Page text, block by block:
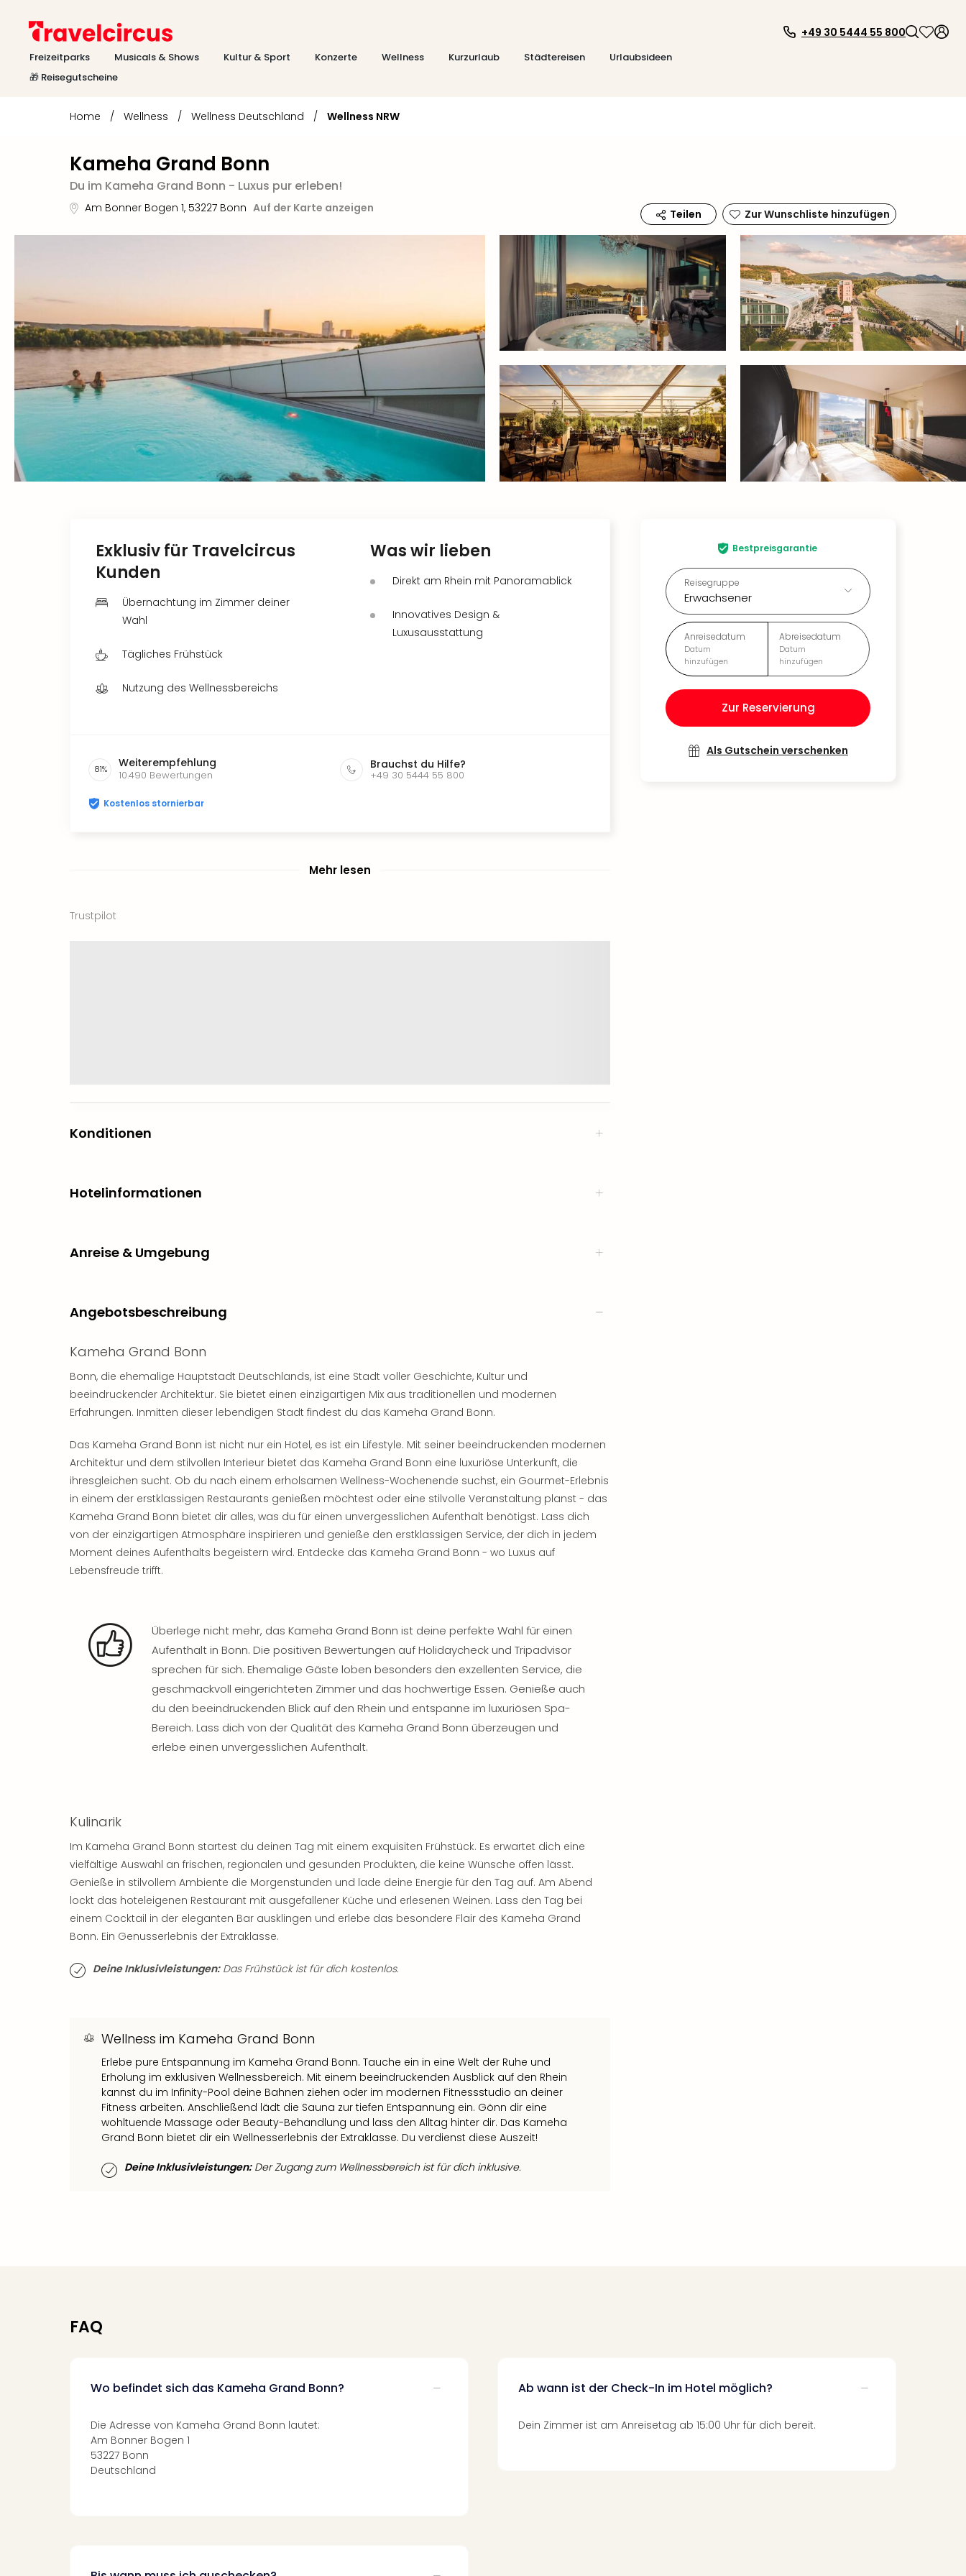
Freizeitparks Musicals & Shows Kultur & Sport Konzerte Wellness Kurzurlaub Städtereisen
Urlaubsideen
🎁 Reisegutscheine
+49 30 5444 55 800
Home / Wellness / Wellness Deutschland / Wellness NRW
Kameha Grand Bonn
Du im Kameha Grand Bonn - Luxus pur erleben!
Am Bonner Bogen 1, 53227 Bonn Auf der Karte anzeigen Teilen Zur Wunschliste hinzufügen
Bestpreisgarantie
Reisegruppe
Erwachsener
Anreisedatum
Datum
hinzufügen
Abreisedatum
Datum
hinzufügen
Zur Reservierung
Als Gutschein verschenken
Exklusiv für Travelcircus
Kunden
Übernachtung im Zimmer deiner
Wahl
Tägliches Frühstück
Nutzung des Wellnessbereichs
Was wir lieben
Direkt am Rhein mit Panoramablick
Innovatives Design &
Luxusausstattung
81% Weiterempfehlung
10.490 Bewertungen
Brauchst du Hilfe?
+49 30 5444 55 800
Kostenlos stornierbar
Mehr lesen
Trustpilot
Konditionen
Hotelinformationen
Anreise & Umgebung
Angebotsbeschreibung
Kameha Grand Bonn
Bonn, die ehemalige Hauptstadt Deutschlands, ist eine Stadt voller Geschichte, Kultur und
beeindruckender Architektur. Sie bietet einen einzigartigen Mix aus traditionellen und modernen
Erfahrungen. Inmitten dieser lebendigen Stadt findest du das Kameha Grand Bonn.
Das Kameha Grand Bonn ist nicht nur ein Hotel, es ist ein Lifestyle. Mit seiner beeindruckenden modernen
Architektur und dem stilvollen Interieur bietet das Kameha Grand Bonn eine luxuriöse Unterkunft, die
ihresgleichen sucht. Ob du nach einem erholsamen Wellness-Wochenende suchst, ein Gourmet-Erlebnis
in einem der erstklassigen Restaurants genießen möchtest oder eine stilvolle Veranstaltung planst - das
Kameha Grand Bonn bietet dir alles, was du für einen unvergesslichen Aufenthalt benötigst. Lass dich
von der einzigartigen Atmosphäre inspirieren und genieße den erstklassigen Service, der dich in jedem
Moment deines Aufenthalts begeistern wird. Entdecke das Kameha Grand Bonn - wo Luxus auf
Lebensfreude trifft.
Überlege nicht mehr, das Kameha Grand Bonn ist deine perfekte Wahl für einen
Aufenthalt in Bonn. Die positiven Bewertungen auf Holidaycheck und Tripadvisor
sprechen für sich. Ehemalige Gäste loben besonders den exzellenten Service, die
geschmackvoll eingerichteten Zimmer und das hochwertige Essen. Genieße auch
du den beeindruckenden Blick auf den Rhein und entspanne im luxuriösen Spa-
Bereich. Lass dich von der Qualität des Kameha Grand Bonn überzeugen und
erlebe einen unvergesslichen Aufenthalt.
Kulinarik
Im Kameha Grand Bonn startest du deinen Tag mit einem exquisiten Frühstück. Es erwartet dich eine
vielfältige Auswahl an frischen, regionalen und gesunden Produkten, die keine Wünsche offen lässt.
Genieße in stilvollem Ambiente die Morgenstunden und lade deine Energie für den Tag auf. Am Abend
lockt das hoteleigenen Restaurant mit ausgefallener Küche und erlesenen Weinen. Lass den Tag bei
einem Cocktail in der eleganten Bar ausklingen und erlebe das besondere Flair des Kameha Grand
Bonn. Ein Genusserlebnis der Extraklasse.
Deine Inklusivleistungen:Das Frühstück ist für dich kostenlos.
Wellness im Kameha Grand Bonn
Erlebe pure Entspannung im Kameha Grand Bonn. Tauche ein in eine Welt der Ruhe und
Erholung im exklusiven Wellnessbereich. Mit einem beeindruckenden Ausblick auf den Rhein
kannst du im Infinity-Pool deine Bahnen ziehen oder im modernen Fitnessstudio an deiner
Fitness arbeiten. Anschließend lädt die Sauna zur tiefen Entspannung ein. Gönn dir eine
wohltuende Massage oder Beauty-Behandlung und lass den Alltag hinter dir. Das Kameha
Grand Bonn bietet dir ein Wellnesserlebnis der Extraklasse. Du verdienst diese Auszeit!
Deine Inklusivleistungen:Der Zugang zum Wellnessbereich ist für dich inklusive.
FAQ
Wo befindet sich das Kameha Grand Bonn?
Die Adresse von Kameha Grand Bonn lautet:
Am Bonner Bogen 1
53227 Bonn
Deutschland
Ab wann ist der Check-In im Hotel möglich?
Dein Zimmer ist am Anreisetag ab 15:00 Uhr für dich bereit.